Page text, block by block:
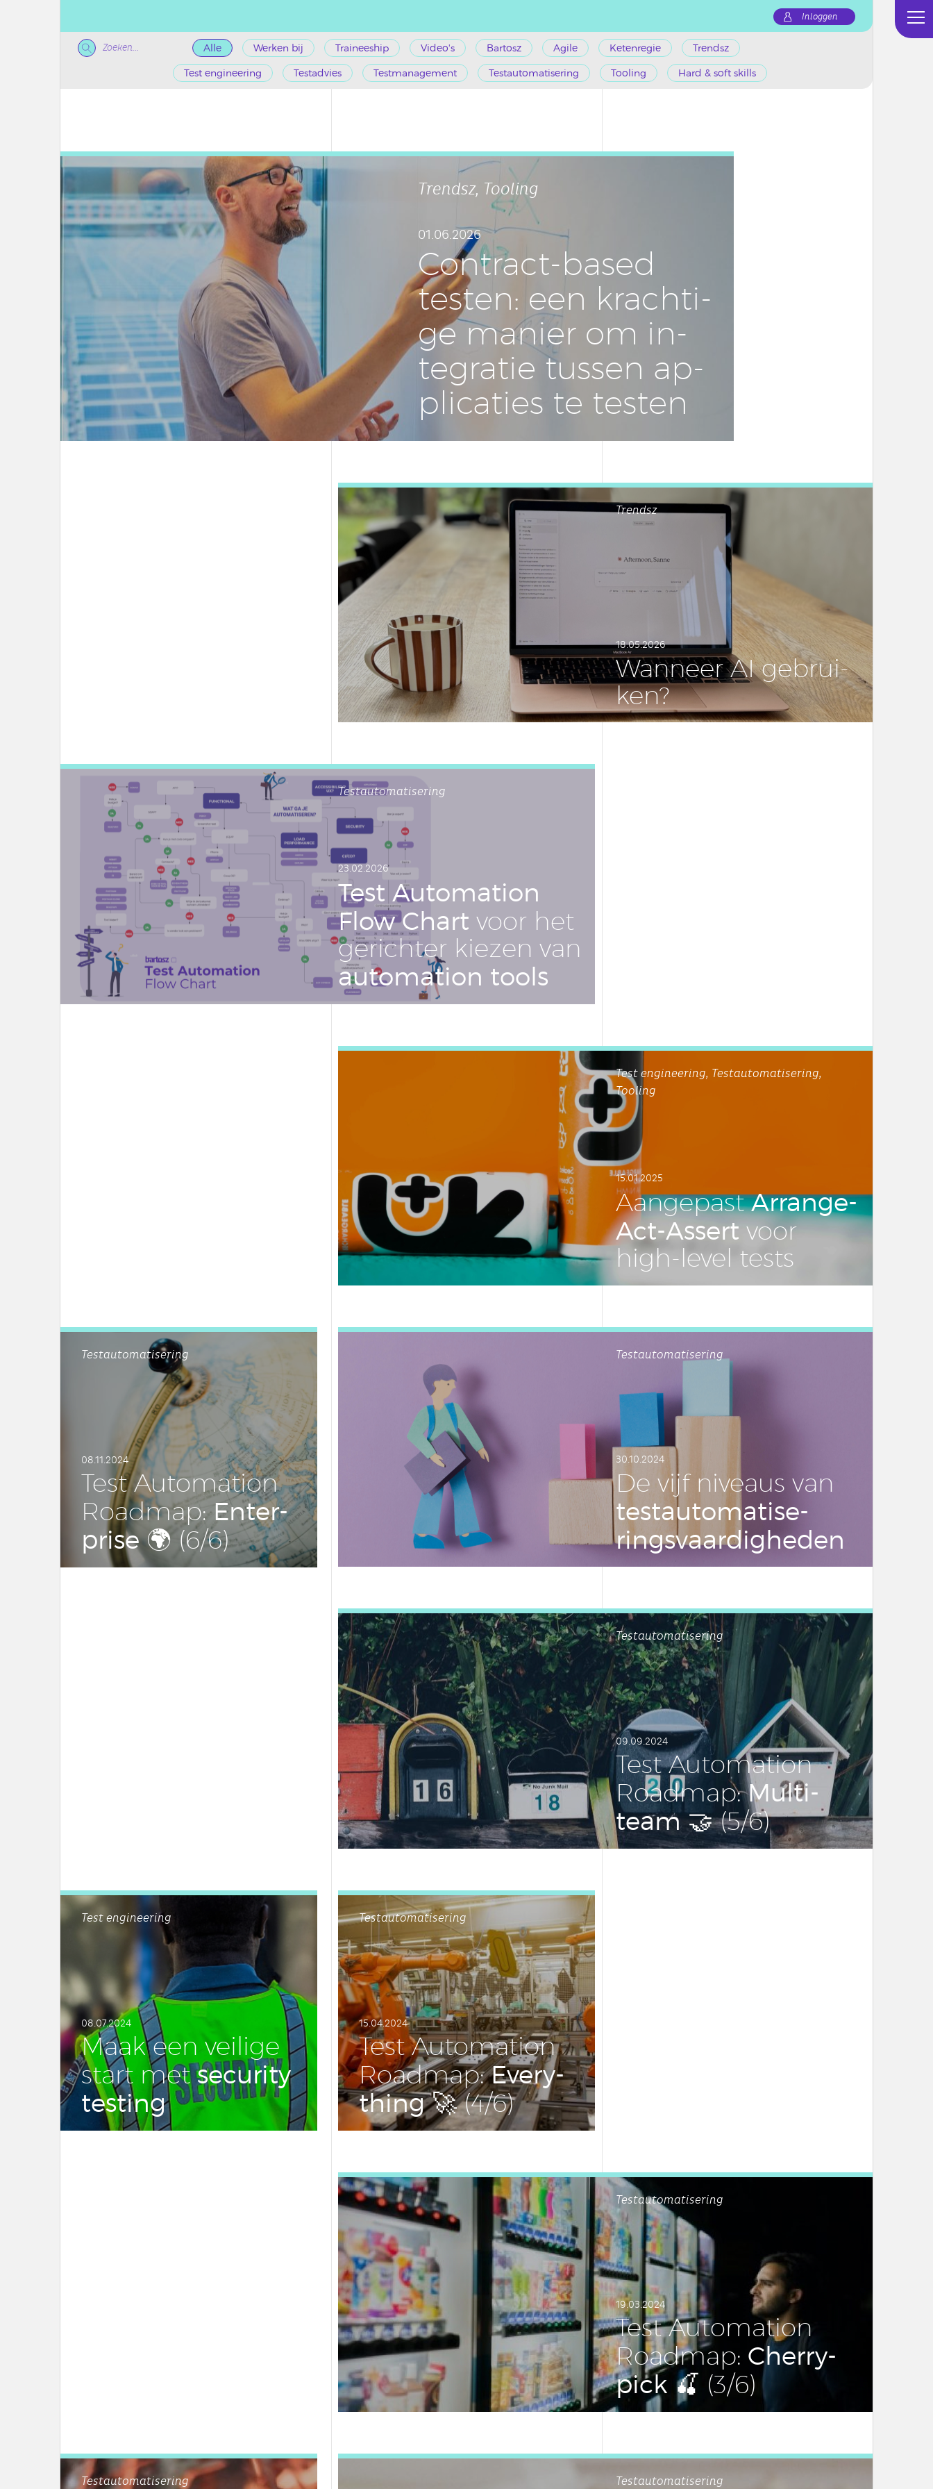
Inloggen
Zoeken... Alle Werken bij Traineeship Video's Bartosz Agile Ketenregie Trendsz
Test engineering Testadvies Testmanagement Testautomatisering Tooling Hard & soft skills
Trendsz, Tooling
01.06.2026
Con­tract-based
testen: een krach­ti­
ge manier om in­
te­gra­tie tussen ap­
pli­ca­ties te testen
Trendsz
18.05.2026
Wanneer AI ge­brui­
ken?
Testautomatisering
23.02.2026
Test Au­to­ma­ti­on
Flow Chart voor het
ge­rich­ter kiezen van
au­to­ma­ti­on tools
Test engineering, Testautomatisering,
Tooling
15.01.2025
Aan­ge­pastArrange-
Act-Assert voor
high-level tests
Testautomatisering
08.11.2024
Test Au­to­ma­ti­on
Roadmap:En­ter­
pri­se🌍 (6/6)
Testautomatisering
30.10.2024
De vijf niveaus van
test­au­to­ma­ti­se­
rings­vaar­dig­he­den
Testautomatisering
09.09.2024
Test Au­to­ma­ti­on
Roadmap:Multi-
team🤝 (5/6)
Test engineering
08.07.2024
Maak een veilige
start metse­cu­ri­ty
testing
Testautomatisering
15.04.2024
Test Au­to­ma­ti­on
Roadmap:Eve­ry­
thing🚀 (4/6)
Testautomatisering
19.03.2024
Test Au­to­ma­ti­on
Roadmap: Cherry-
pick 🍒 (3/6)
Testautomatisering Testautomatisering